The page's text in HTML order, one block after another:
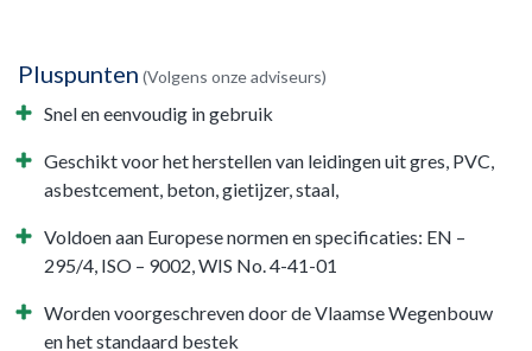
Pluspunten (Volgens onze adviseurs)
Snel en eenvoudig in gebruik
Geschikt voor het herstellen van leidingen uit gres, PVC,
asbestcement, beton, gietijzer, staal,
Voldoen aan Europese normen en specificaties: EN –
295/4, ISO – 9002, WIS No. 4-41-01
Worden voorgeschreven door de Vlaamse Wegenbouw
en het standaard bestek